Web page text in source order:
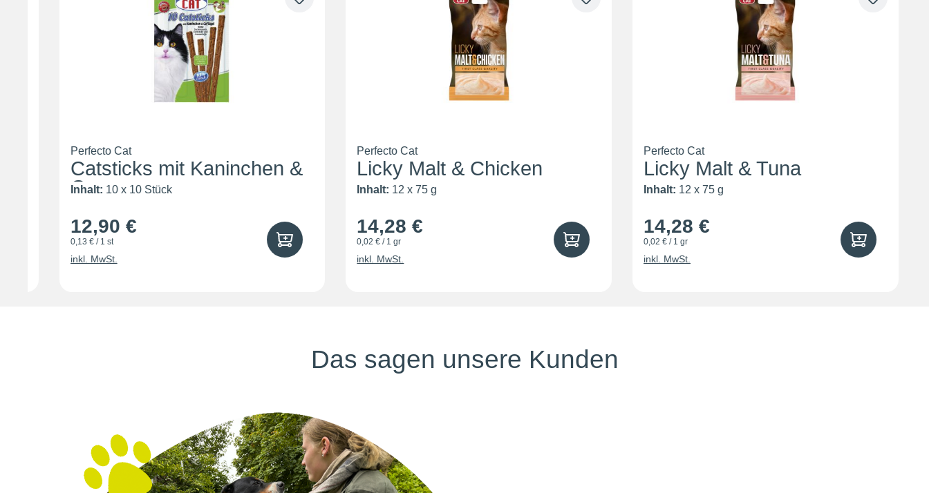
Perfecto Cat
Catsticks mit Kaninchen &
G...
Inhalt:10 x 10 Stück
12,90 €
0,13 € / 1 st
inkl. MwSt.
Perfecto Cat
Licky Malt & Chicken
Inhalt:12 x 75 g
14,28 €
0,02 € / 1 gr
inkl. MwSt.
Perfecto Cat
Licky Malt & Tuna
Inhalt:12 x 75 g
14,28 €
0,02 € / 1 gr
inkl. MwSt.
Das sagen unsere Kunden